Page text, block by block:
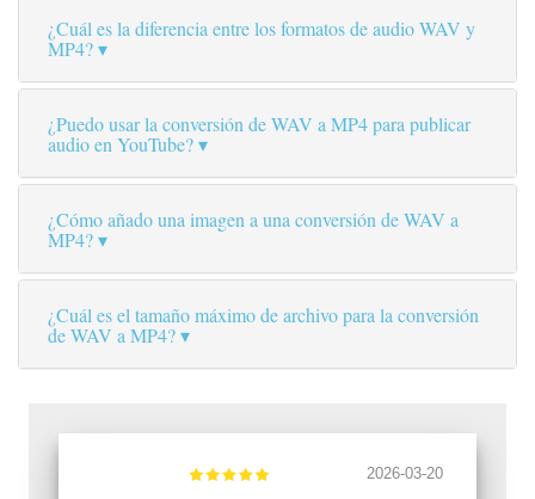
¿Cuál es la diferencia entre los formatos de audio WAV y
MP4?
¿Puedo usar la conversión de WAV a MP4 para publicar
audio en YouTube?
¿Cómo añado una imagen a una conversión de WAV a
MP4?
¿Cuál es el tamaño máximo de archivo para la conversión
de WAV a MP4?
2026-03-20